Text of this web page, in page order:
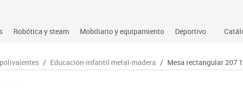
natural, social y cultural
Ordenadores y tablets
Robótica y steam
Robótica educativa
Mobiliario y equipamiento
Mesas comedor plegables y desplegables
Deportivo
Deportes
/ Educación-infantil metal-madera / Mesa rectangular 207